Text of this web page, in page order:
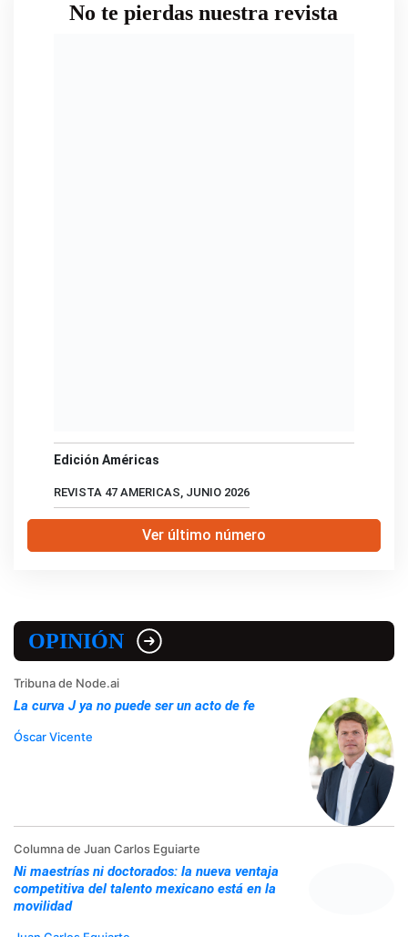
No te pierdas nuestra revista
Edición Américas
REVISTA 47 AMERICAS, JUNIO 2026
Ver último número
OPINIÓN
Tribuna de Node.ai
La curva J ya no puede ser un acto de fe
Óscar Vicente
Columna de Juan Carlos Eguiarte
Ni maestrías ni doctorados: la nueva ventaja
competitiva del talento mexicano está en la
movilidad